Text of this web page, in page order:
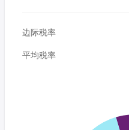
边际税率
平均税率